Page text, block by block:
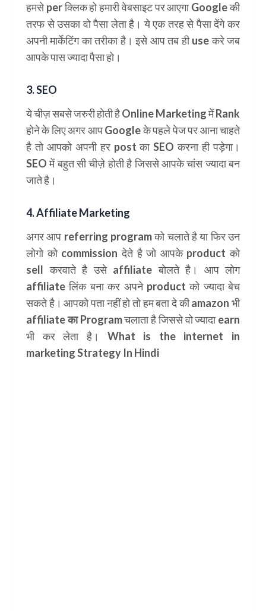
हमसे per क्लिक हो हमारी वेबसाइट पर आएगा Google की
तरफ से उसका वो पैसा लेता है। ये एक तरह से पैसा देंगे कर
अपनी मार्केटिंग का तरीका है। इसे आप तब ही use करे जब
आपके पास ज्यादा पैसा हो।
3. SEO
ये चीज़ सबसे जरुरी होती हैOnline Marketingमें Rank
होने के लिए अगर आपGoogleके पहले पेज पर आना चाहते
है तो आपको अपनी हर post काSEO करना ही पड़ेगा।
SEO में बहुत सी चीज़े होती है जिससे आपके चांस ज्यादा बन
जाते है।
4. Affiliate Marketing
अगर आप referring programको चलाते है या फिर उन
लोगो को commissionदेते है जो आपके product को
sell करवाते है उसे affiliate बोलते है। आप लोग
affiliate लिंक बना कर अपने productको ज्यादा बेच
सकते है। आपको पता नहीं हो तो हम बता दे कीamazon भी
affiliate का Programचलाता है जिससे वो ज्यादा earn
भी कर लेता है। What is the internet in
marketing Strategy In Hindi